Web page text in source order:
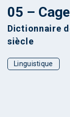
05 –
Dictionnaire
siècle
Linguistique